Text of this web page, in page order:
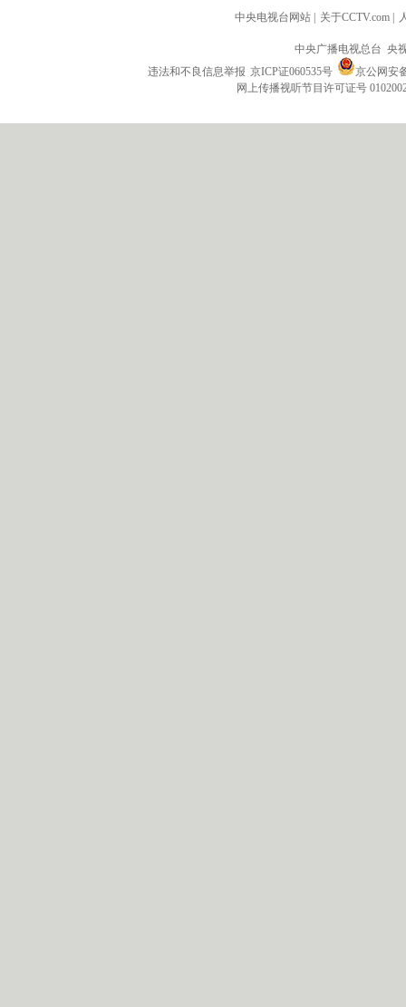
中央电视台网站 | 关于CCTV.com |
中央广播电视总台 央
违法和不良信息举报 京ICP证060535号
京公网安
网上传播视听节目许可证号